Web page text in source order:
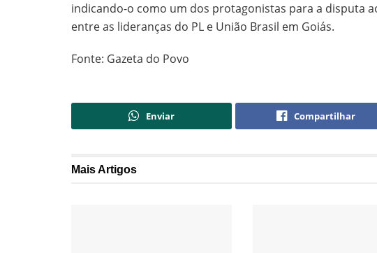
indicando-o como um dos protagonistas para a disputa
entre as lideranças do PL e União Brasil em Goiás.
Fonte: Gazeta do Povo
Enviar Compartilhar
MaisArtigos